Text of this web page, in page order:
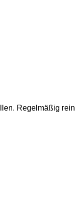
Regelmäßig